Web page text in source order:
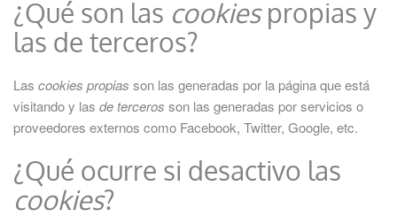
¿Qué son las cookiespropias y
las de terceros?
Las cookies propias son las generadas por la página que está
visitando y las de terceros son las generadas por servicios o
proveedores externos como Facebook, Twitter, Google, etc.
¿Qué ocurre si desactivo las
cookies?